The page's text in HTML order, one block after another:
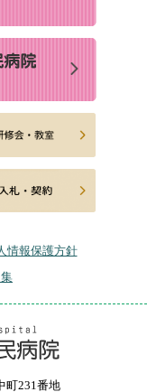
情報保護方針
町231番地